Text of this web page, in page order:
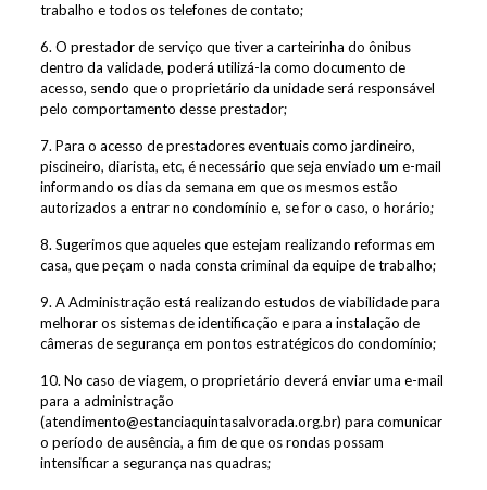
trabalho e todos os telefones de contato;
6. O prestador de serviço que tiver a carteirinha do ônibus
dentro da validade, poderá utilizá-la como documento de
acesso, sendo que o proprietário da unidade será responsável
pelo comportamento desse prestador;
7. Para o acesso de prestadores eventuais como jardineiro,
piscineiro, diarista, etc, é necessário que seja enviado um e-mail
informando os dias da semana em que os mesmos estão
autorizados a entrar no condomínio e, se for o caso, o horário;
8. Sugerimos que aqueles que estejam realizando reformas em
casa, que peçam o nada consta criminal da equipe de trabalho;
9. A Administração está realizando estudos de viabilidade para
melhorar os sistemas de identificação e para a instalação de
câmeras de segurança em pontos estratégicos do condomínio;
10. No caso de viagem, o proprietário deverá enviar uma e-mail
para a administração
(atendimento@estanciaquintasalvorada.org.br) para comunicar
o período de ausência, a fim de que os rondas possam
intensificar a segurança nas quadras;